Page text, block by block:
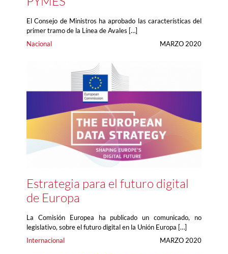
El Consejo de Ministros ha aprobado las características del
primer tramo de la Línea de Avales […]
Nacional
MARZO 2020
Estrategia para el futuro digital
de Europa
La Comisión Europea ha publicado un comunicado, no
legislativo, sobre el futuro digital en la Unión Europa […]
Internacional
MARZO 2020